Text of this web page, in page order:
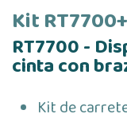
Kit
RT7700 -
cinta con
Kit de